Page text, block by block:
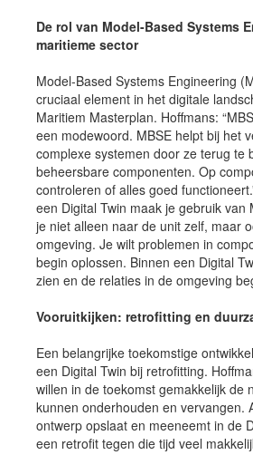
De rol van Model-Based Systems
maritieme sector
Model-Based Systems Engineering
cruciaal element in het digitale
Maritiem Masterplan. Hoffmans:
een modewoord. MBSE helpt bij het
complexe systemen door ze terug te
beheersbare componenten. Op
controleren of alles goed
een Digital Twin maak je gebruik van
je niet alleen naar de unit zelf, maar
omgeving. Je wilt problemen in
begin oplossen. Binnen een Digital
zien en de relaties in de omgeving
Vooruitkijken: retrofitting en
Een belangrijke toekomstige
een Digital Twin bij retrofitting.
willen in de toekomst gemakkelijk de
kunnen onderhouden en vervangen.
ontwerp opslaat en meeneemt in de
een retrofit tegen die tijd veel